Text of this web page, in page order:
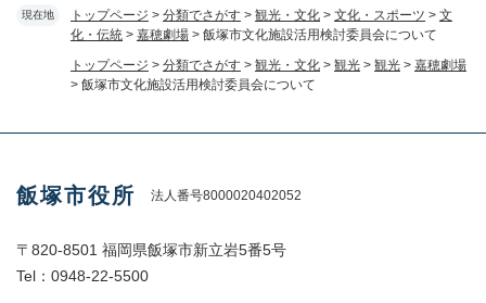
現在地 トップページ > 分類でさがす > 観光・文化 > 文化・スポーツ > 文
化・伝統 > 嘉穂劇場 > 飯塚市文化施設活用検討委員会について
トップページ > 分類でさがす > 観光・文化 > 観光 > 観光 > 嘉穂劇場
> 飯塚市文化施設活用検討委員会について
飯塚市役所 法人番号8000020402052
〒820-8501 福岡県飯塚市新立岩5番5号
Tel：0948-22-5500